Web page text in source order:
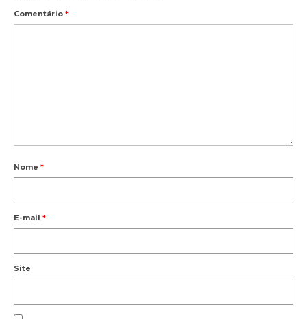
Comentário *
Nome *
E-mail *
Site